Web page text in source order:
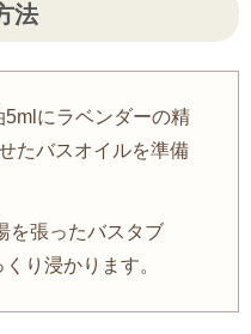
法
にラベンダーの精
たバスオイルを準備
を張ったバスタブ
り浸かります。